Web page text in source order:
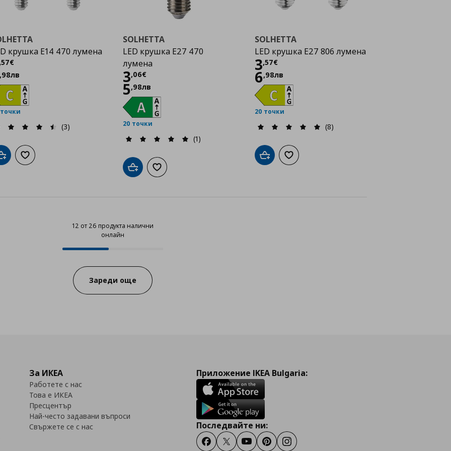
крушка E14 470 лумена
,57€
,98лв
(3)
Добави в кошницата
Добави към списъка с любими
SOLHETTA
LED крушка E27 470
лумена
3,06€
Цена
5,98лв
20 точки
(1)
Добави в кошницата
Добави към списъка с любими
SOLHETTA
LED крушка E27 806 лумена
3,57€
Цена
6,98лв
20 точки
(8)
Добави в кошницата
Добави към списъка с любими
12 от 26 продукта налични
онлайн
12 от 26 продукта налични онлайн
Progress:
Зареди още
За ИКЕА
Работете с нас
Това е ИКЕА
Пресцентър
Най-често задавани въпроси
Свържете се с нас
Приложение IKEA Bulgaria:
Последвайте ни:
FacebookTwitterYoutubePinterestInstagram